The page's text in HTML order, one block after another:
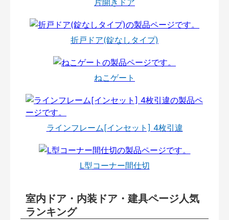
折戸ドア(錠なしタイプ)
ねこゲート
ラインフレーム[インセット] 4枚引違
L型コーナー間仕切
室内ドア・内装ドア・建具ページ人気
ランキング